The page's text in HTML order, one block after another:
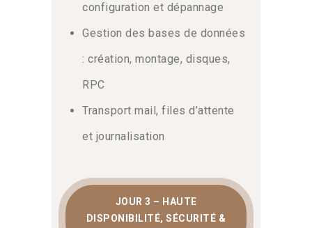
Cumulative Updates (CU) et la
gouvernance quotidienne sont
opérations. Chaque module est conçu
pour vous mettre en situation réelle. De
autonome dès votre retour en poste.
configuration et dépannage
Gestion des bases de données
: création, montage, disques,
RPC
Transport mail, files d’attente
et journalisation
JOUR 3 – HAUTE
DISPONIBILITÉ, SÉCURITÉ &